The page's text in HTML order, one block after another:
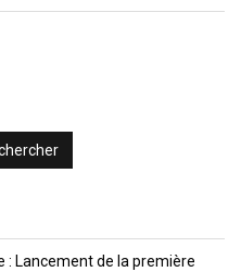
: Lancement de la première